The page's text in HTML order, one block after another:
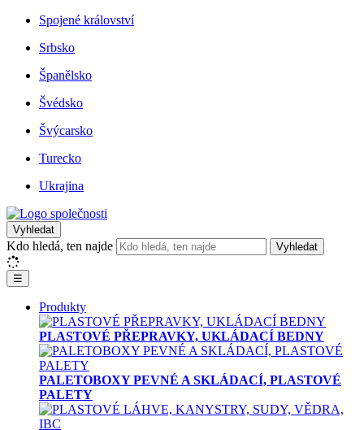
Spojené království
Srbsko
Španělsko
Švédsko
Švýcarsko
Turecko
Ukrajina
Vyhledat
Kdo hledá, ten najde Vyhledat
☰
Produkty
PLASTOVÉ PŘEPRAVKY, UKLÁDACÍ BEDNY
PALETOBOXY PEVNÉ A SKLÁDACÍ, PLASTOVÉ
PALETY